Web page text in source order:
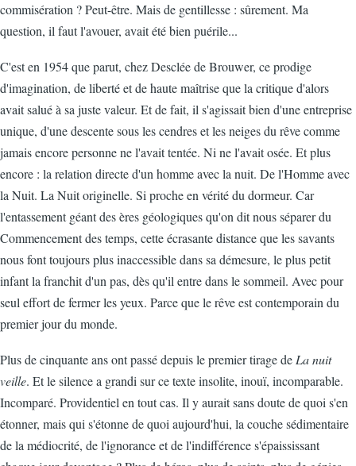
commisération ? Peut-être. Mais de gentillesse : sûrement. Ma
question, il faut l'avouer, avait été bien puérile...
C'est en 1954 que parut, chez Desclée de Brouwer, ce prodige
d'imagination, de liberté et de haute maîtrise que la critique d'alors
avait salué à sa juste valeur. Et de fait, il s'agissait bien d'une entreprise
unique, d'une descente sous les cendres et les neiges du rêve comme
jamais encore personne ne l'avait tentée. Ni ne l'avait osée. Et plus
encore : la relation directe d'un homme avec la nuit. De l'Homme avec
la Nuit. La Nuit originelle. Si proche en vérité du dormeur. Car
l'entassement géant des ères géologiques qu'on dit nous séparer du
Commencement des temps, cette écrasante distance que les savants
nous font toujours plus inaccessible dans sa démesure, le plus petit
infant la franchit d'un pas, dès qu'il entre dans le sommeil. Avec pour
seul effort de fermer les yeux. Parce que le rêve est contemporain du
premier jour du monde.
Plus de cinquante ans ont passé depuis le premier tirage de La nuit
veille. Et le silence a grandi sur ce texte insolite, inouï, incomparable.
Incomparé. Providentiel en tout cas. Il y aurait sans doute de quoi s'en
étonner, mais qui s'étonne de quoi aujourd'hui, la couche sédimentaire
de la médiocrité, de l'ignorance et de l'indifférence s'épaississant